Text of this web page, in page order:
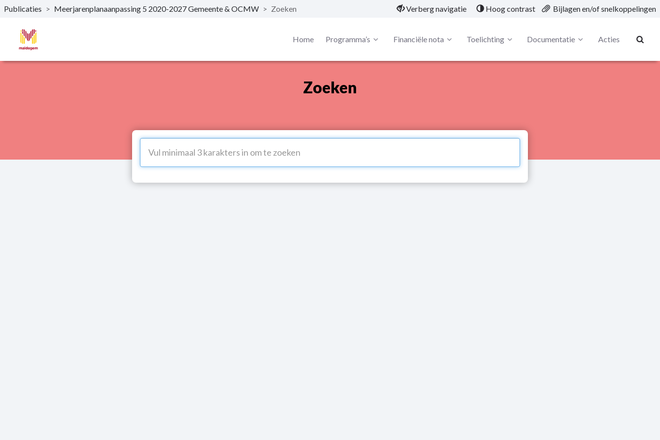
Naar hoofdinhoud
Publicaties > Meerjarenplanaanpassing 5 2020-2027 Gemeente & OCMW > Zoeken Verberg navigatie Hoog contrast Bijlagen en/of snelkoppelingen
Home Programma’s Financiële nota Toelichting Documentatie Acties
Zoeken